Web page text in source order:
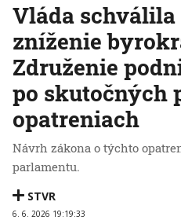
Vláda
zníženie
Združenie
po skutočných
opatreniach
Návrh zákona o týchto
parlamentu.
STVR
6. 6. 2026 19:19:33